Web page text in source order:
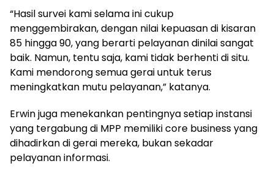
“Hasil survei kami selama ini cukup
menggembirakan, dengan nilai kepuasan di kisaran
85 hingga 90, yang berarti pelayanan dinilai sangat
baik. Namun, tentu saja, kami tidak berhenti di situ.
Kami mendorong semua gerai untuk terus
meningkatkan mutu pelayanan,” katanya.
Erwin juga menekankan pentingnya setiap instansi
yang tergabung di MPP memiliki core business yang
dihadirkan di gerai mereka, bukan sekadar
pelayanan informasi.